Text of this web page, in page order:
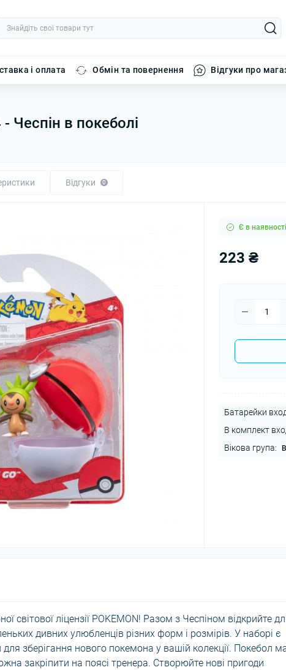
і оплата Обмін та повернення Відгуки про
Чеспін в покеболі
Відгуки 0
Є в наявності
223 ₴
Батарейки
В комплект
Вікова група:
світової ліцензії POKEMON! Разом з Чеспіном відкрийте
дивних улюбленців різних форм і розмірів. У наборі є
зберігання нового покемона у вашій колекції. Покебол
закріпити на поясі тренера. Створюйте нові пригоди